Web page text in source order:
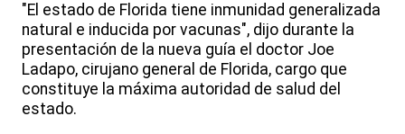
"El estado de Florida tiene inmunidad generalizada
natural e inducida por vacunas", dijo durante la
presentación de la nueva guía el doctor Joe
Ladapo, cirujano general de Florida, cargo que
constituye la máxima autoridad de salud del
estado.